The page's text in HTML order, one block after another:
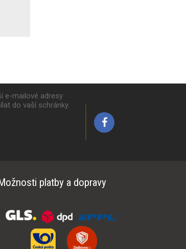
e-mailové adresy
do vaší schránky.
platby a dopravy